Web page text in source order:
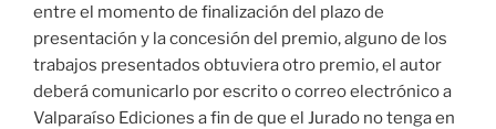
entre el momento de finalización del plazo de
presentación y la concesión del premio, alguno de los
trabajos presentados obtuviera otro premio, el autor
deberá comunicarlo por escrito o correo electrónico a
Valparaíso Ediciones a fin de que el Jurado no tenga en